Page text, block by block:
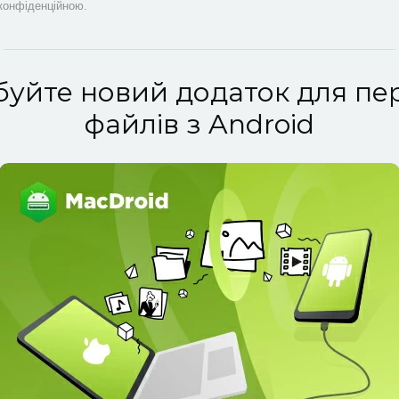
новий додаток для
файлів з Android